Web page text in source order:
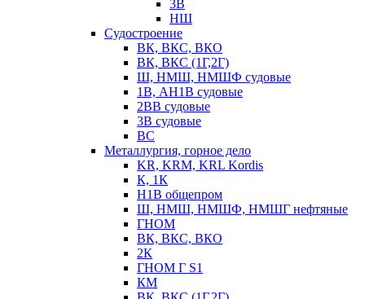
3В
НШ
Судостроение
ВК, ВКС, ВКО
ВК, ВКС (1Г,2Г)
Ш, НМШ, НМШФ судовые
1В, АН1В судовые
2ВВ судовые
3В судовые
ВС
Металлургия, горное дело
KR, KRM, KRL Kordis
К, 1К
Н1В общепром
Ш, НМШ, НМШФ, НМШГ нефтяные
ГНОМ
ВК, ВКС, ВКО
2К
ГНОМ Г S1
КМ